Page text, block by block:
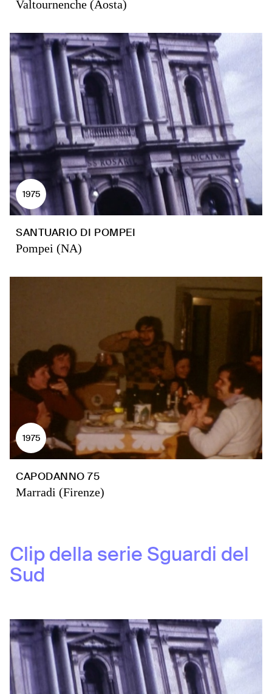
Valtournenche (Aosta)
1975
SANTUARIO DI POMPEI
Pompei (NA)
1975
CAPODANNO 75
Marradi (Firenze)
Clip della serie Sguardi del
Sud